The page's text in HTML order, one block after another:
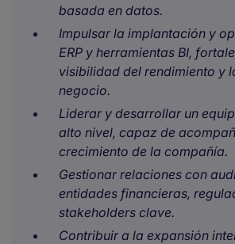
basada en datos.
Impulsar la implantación y
ERP y herramientas BI,
visibilidad del rendimiento y
negocio.
Liderar y desarrollar un
alto nivel, capaz de
crecimiento de la compañía.
Gestionar relaciones con
entidades financieras,
stakeholders clave.
Contribuir a la expansión